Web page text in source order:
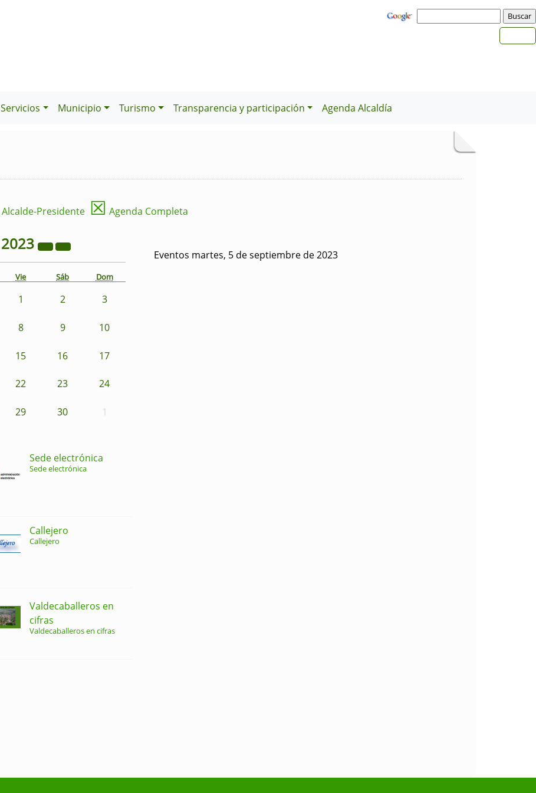
Servicios Municipio Turismo Transparencia y participación Agenda Alcaldía
Alcalde-Presidente ☒ Agenda Completa
2023
Vie Sáb Dom
1 2 3
8 9 10
15 16 17
22 23 24
29 30 1
Eventos martes, 5 de septiembre de 2023
Sede electrónica
Sede electrónica
Callejero
Callejero
Valdecaballeros en
cifras
Valdecaballeros en cifras